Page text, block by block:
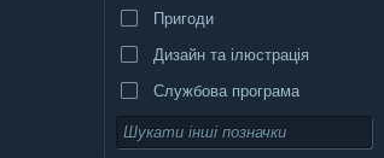
Пригоди
Дизайн та ілюстрація
Службова програма
Вільний доступ